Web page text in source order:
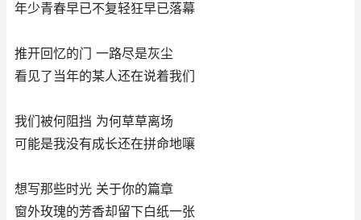
年少青春早已不复轻狂早已落幕
推开回忆的门 一路尽是灰尘
看见了当年的某人还在说着我们
我们被何阻挡 为何草草离场
可能是我没有成长还在拼命地嚷
想写那些时光 关于你的篇章
窗外玫瑰的芳香却留下白纸一张